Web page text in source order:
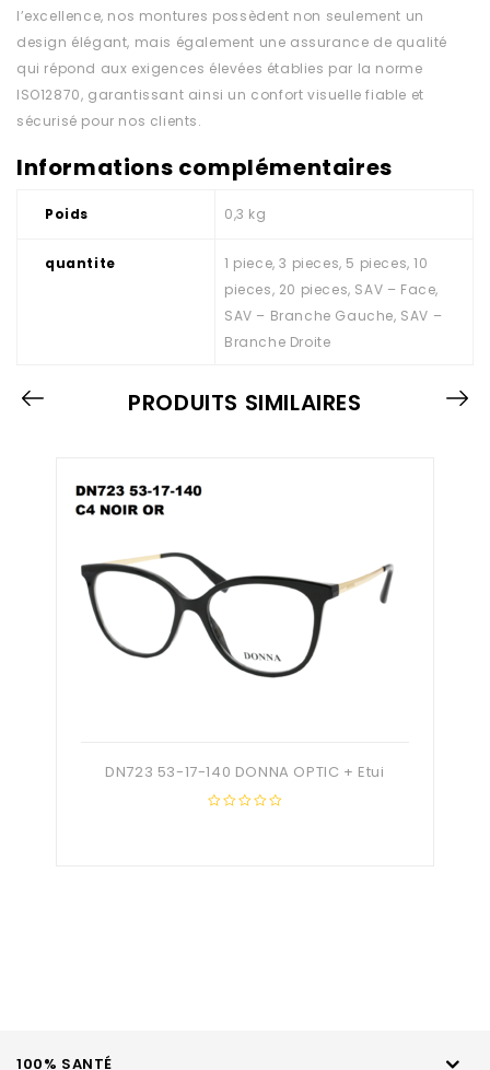
l’excellence, nos montures possèdent non seulement un
design élégant, mais également une assurance de qualité
qui répond aux exigences élevées établies par la norme
ISO12870, garantissant ainsi un confort visuelle fiable et
sécurisé pour nos clients.
Informations complémentaires
Poids 0,3 kg
quantite
1 piece, 3 pieces, 5 pieces, 10
pieces, 20 pieces, SAV – Face,
SAV – Branche Gauche, SAV –
Branche Droite
PRODUITS SIMILAIRES
DN723 53-17-140 DONNA OPTIC + Etui
100% SANTÉ